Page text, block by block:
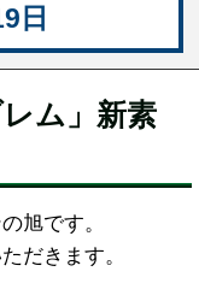
日
ム」新素
旭です。
だきます。